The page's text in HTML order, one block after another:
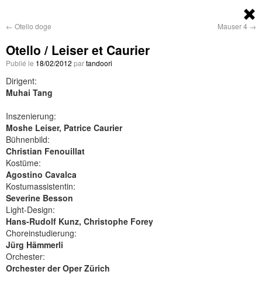
← Otello doge Mauser 4 →
Otello / Leiser et Caurier
Publié le 18/02/2012 partandoori
Dirigent:
Muhai Tang
Inszenierung:
Moshe Leiser, Patrice Caurier
Bühnenbild:
Christian Fenouillat
Kostüme:
Agostino Cavalca
Kostumassistentin:
Severine Besson
Light-Design:
Hans-Rudolf Kunz, Christophe Forey
Choreinstudierung:
Jürg Hämmerli
Orchester:
Orchester der Oper Zürich